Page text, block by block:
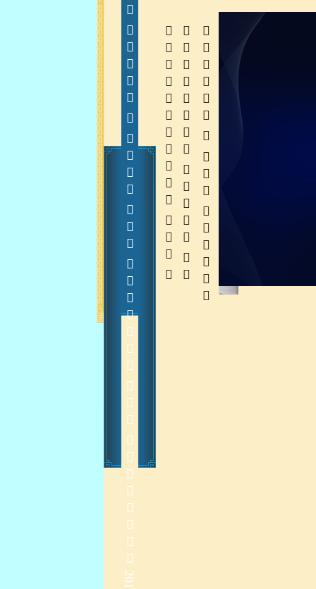
        20150327     
    